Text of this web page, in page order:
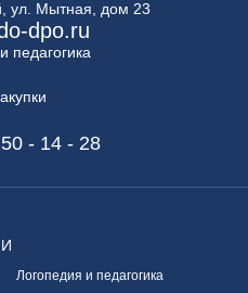
ул. Мытная, дом 23
dpo.ru
педагогика
- 14 - 28
Логопедия и педагогика